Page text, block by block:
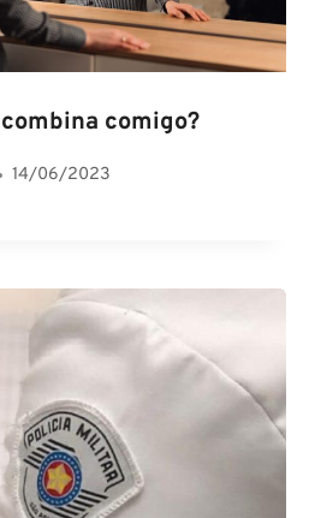
comigo?
14/06/2023